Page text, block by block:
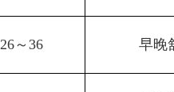
26～36 早晚